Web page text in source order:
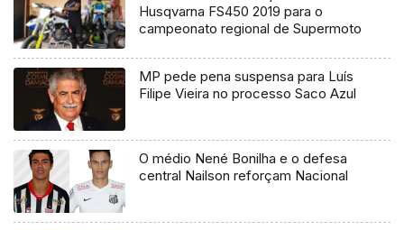
Husqvarna FS450 2019 para o
campeonato regional de Supermoto
MP pede pena suspensa para Luís
Filipe Vieira no processo Saco Azul
O médio Nené Bonilha e o defesa
central Nailson reforçam Nacional